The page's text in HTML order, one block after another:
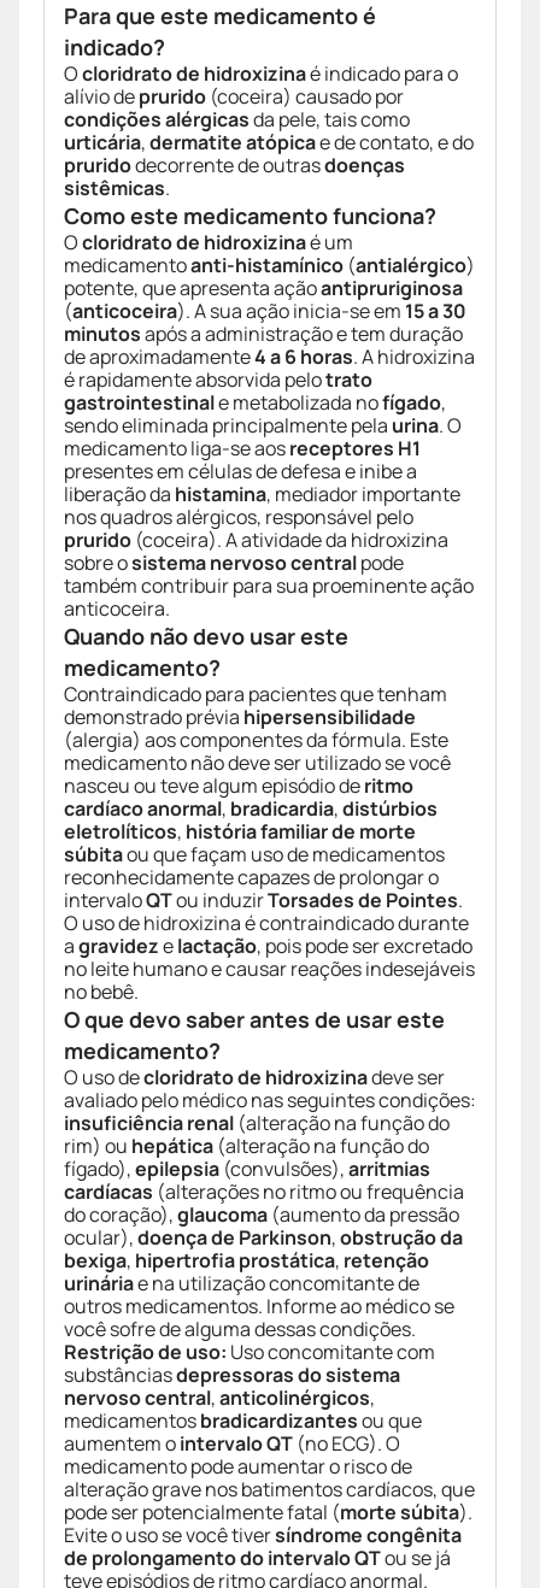
Para que este medicamento é
indicado?
Ocloridrato de hidroxizinaé indicado para o
alívio deprurido (coceira) causado por
condições alérgicasda pele, tais como
urticária,dermatite atópicae de contato, e do
pruridodecorrente de outrasdoenças
sistêmicas.
Como este medicamento funciona?
Ocloridrato de hidroxizinaé um
medicamentoanti-histamínico (antialérgico)
potente, que apresenta açãoantipruriginosa
(anticoceira). A sua ação inicia-se em 15 a 30
minutosapós a administração e tem duração
de aproximadamente4 a 6 horas. A hidroxizina
é rapidamente absorvida pelotrato
gastrointestinale metabolizada nofígado,
sendo eliminada principalmente pela urina. O
medicamento liga-se aosreceptores H1
presentes em células de defesa e inibe a
liberação da histamina, mediador importante
nos quadros alérgicos, responsável pelo
prurido (coceira). A atividade da hidroxizina
sobre osistema nervoso centralpode
também contribuir para sua proeminente ação
anticoceira.
Quando não devo usar este
medicamento?
Contraindicado para pacientes que tenham
demonstrado prévia hipersensibilidade
(alergia) aos componentes da fórmula. Este
medicamento não deve ser utilizado se você
nasceu ou teve algum episódio deritmo
cardíaco anormal, bradicardia,distúrbios
eletrolíticos, história familiar de morte
súbitaou que façam uso de medicamentos
reconhecidamente capazes de prolongar o
intervaloQTou induzirTorsades de Pointes.
O uso de hidroxizina é contraindicado durante
agravidezelactação, pois pode ser excretado
no leite humano e causar reações indesejáveis
no bebê.
O que devo saber antes de usar este
medicamento?
O uso decloridrato de hidroxizinadeve ser
avaliado pelo médico nas seguintes condições:
insuficiência renal (alteração na função do
rim) ou hepática (alteração na função do
fígado),epilepsia (convulsões),arritmias
cardíacas (alterações no ritmo ou frequência
do coração),glaucoma (aumento da pressão
ocular),doença de Parkinson,obstrução da
bexiga, hipertrofia prostática, retenção
urináriae na utilização concomitante de
outros medicamentos. Informe ao médico se
você sofre de alguma dessas condições.
Restrição de uso: Uso concomitante com
substânciasdepressoras do sistema
nervoso central,anticolinérgicos,
medicamentosbradicardizantesou que
aumentem ointervalo QT (no ECG). O
medicamento pode aumentar o risco de
alteração grave nos batimentos cardíacos, que
pode ser potencialmente fatal (morte súbita).
Evite o uso se você tiversíndrome congênita
de prolongamento do intervalo QTou se já
teve episódios de ritmo cardíaco anormal.